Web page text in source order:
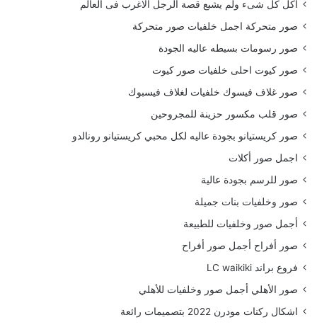
أكل كل شىء ولم يشبع قصة الرجل الاغرب فى العالم
صور متحركة اجمل خلفيات صور متحركة
صور رسومات بسيطه عاليه الجودة
صور كيوت احلى خلفيات صور كيوت
صور غلاف فيسوك خلفيات لغلاف فيسبوك
صور قلب مكسور حزينة للمجروحين
صور كريستيانو بجودة عاليه لكل محبي كريستيانو رونالدو
اجمل صور أكلات
صور للرسم بجودة عالية
صور وخلفيات بنات جميلة
أجمل صور وخلفيات للطبيعة
صور أفراح أجمل صور أفراح
فروع براند LC waikiki
صور الأهلي أجمل صور وخلفيات للأهلي
اشكال ركنات مودرن 2022 بتصميمات رائعة